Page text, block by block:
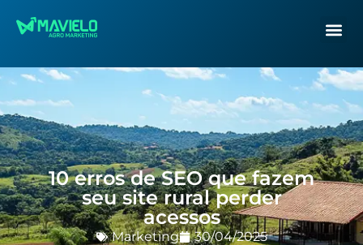
10 erros de SEO que fazem
seu site rural perder
acessos
Marketing 30/04/2025